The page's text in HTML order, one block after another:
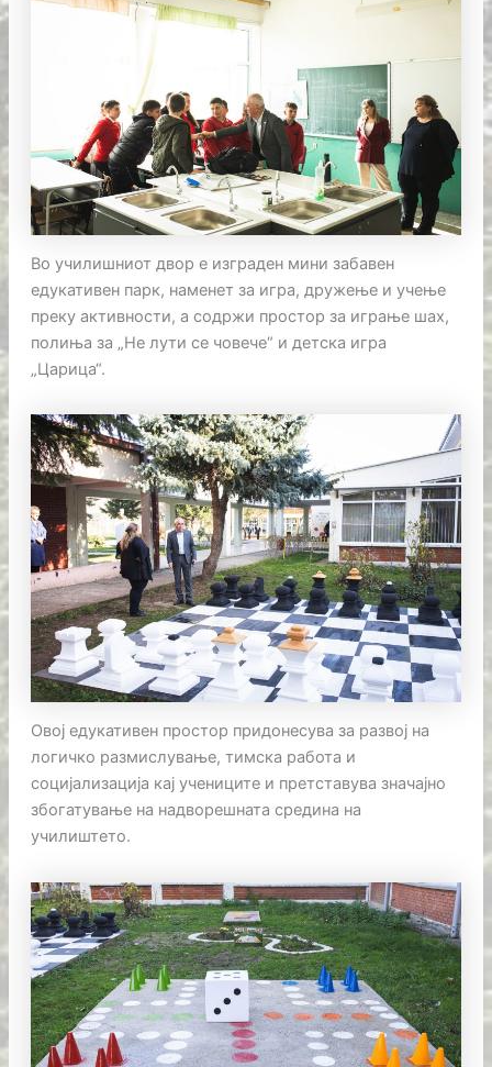
Во училишниот двор е изграден мини забавен
едукативен парк, наменет за игра, дружење и учење
преку активности, а содржи простор за играње шах,
полиња за „Не лути се човече“ и детска игра
„Царица“.
Овој едукативен простор придонесува за развој на
логичко размислување, тимска работа и
социјализација кај учениците и претставува значајно
збогатување на надворешната средина на
училиштето.